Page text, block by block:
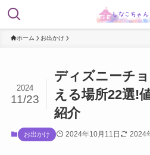
ホーム お出かけ
ディズニーチ
える場所22選!
紹介
2024
11/23
お出かけ 2024年10月11日 2024